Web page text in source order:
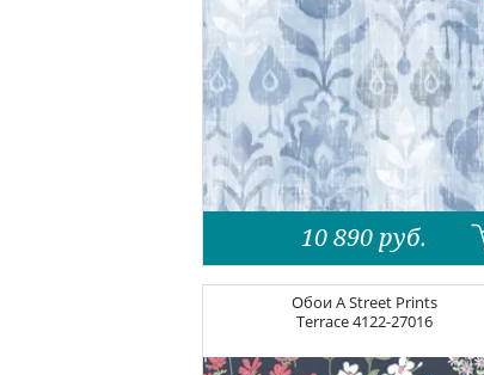
10 890 руб.
ОбоиA Street Prints
Terrace4122-27016